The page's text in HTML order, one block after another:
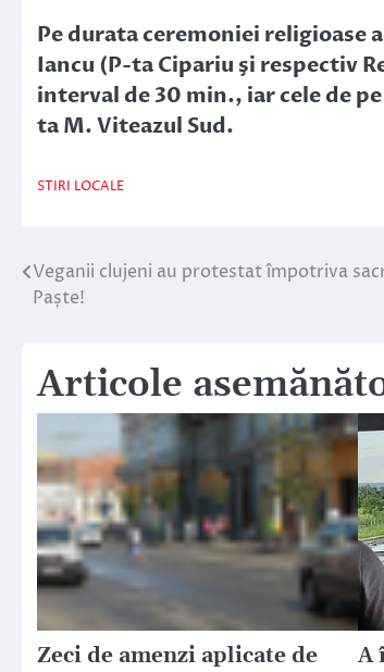
Pe durata ceremoniei religioase
Iancu (P-ta Cipariu şi respectiv
interval de 30 min., iar cele de
ta M. Viteazul Sud.
STIRI LOCALE
Navigare
Veganii clujeni au protestat împotriva
Paște!
Articole
Zeci de amenzi aplicate de
A